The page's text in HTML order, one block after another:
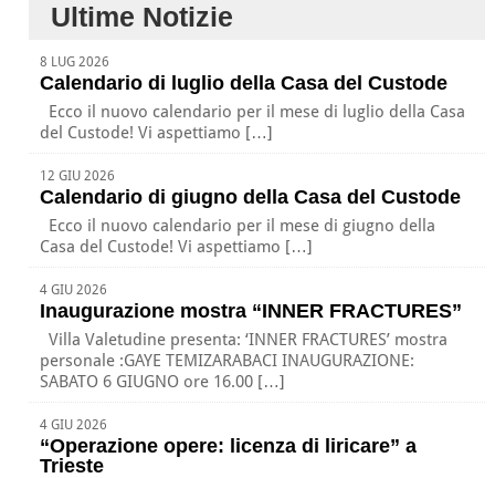
Ultime Notizie
8 LUG 2026
Calendario di luglio della Casa del Custode
Ecco il nuovo calendario per il mese di luglio della Casa
del Custode! Vi aspettiamo […]
12 GIU 2026
Calendario di giugno della Casa del Custode
Ecco il nuovo calendario per il mese di giugno della
Casa del Custode! Vi aspettiamo […]
4 GIU 2026
Inaugurazione mostra “INNER FRACTURES”
Villa Valetudine presenta: ‘INNER FRACTURES’ mostra
personale :GAYE TEMIZARABACI INAUGURAZIONE:
SABATO 6 GIUGNO ore 16.00 […]
4 GIU 2026
“Operazione opere: licenza di liricare” a
Trieste